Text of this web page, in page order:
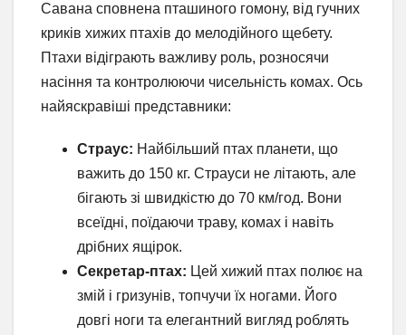
Савана сповнена пташиного гомону, від гучних
криків хижих птахів до мелодійного щебету.
Птахи відіграють важливу роль, розносячи
насіння та контролюючи чисельність комах. Ось
найяскравіші представники:
Страус: Найбільший птах планети, що
важить до 150 кг. Страуси не літають, але
бігають зі швидкістю до 70 км/год. Вони
всеїдні, поїдаючи траву, комах і навіть
дрібних ящірок.
Секретар-птах: Цей хижий птах полює на
змій і гризунів, топчучи їх ногами. Його
довгі ноги та елегантний вигляд роблять